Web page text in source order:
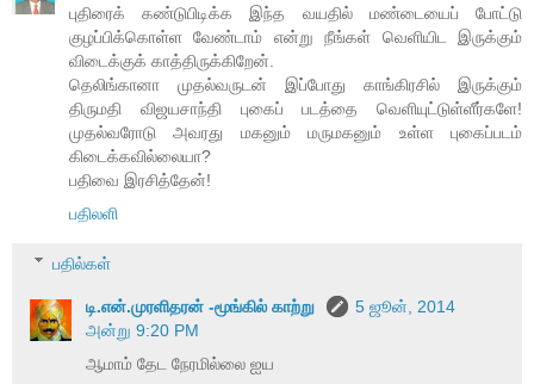
புதிரைக் கண்டுபிடிக்க இந்த வயதில் மண்டையைப் போட்டு
குழப்பிக்கொள்ள வேண்டாம் என்று நீங்கள் வெளியிட இருக்கும்
விடைக்குக் காத்திருக்கிறேன்.
தெலிங்கானா முதல்வருடன் இப்போது காங்கிரசில் இருக்கும்
திருமதி விஜயசாந்தி புகைப் படத்தை வெளியுட்டுள்ளீர்களே!
முதல்வரோடு அவரது மகனும் மருமகனும் உள்ள புகைப்படம்
கிடைக்கவில்லையா?
பதிவை இரசித்தேன்!
பதிலளி
பதில்கள்
டி.என்.முரளிதரன் -மூங்கில் காற்று
5 ஜூன், 2014
அன்று 9:20 PM
ஆமாம் தேட நேரமில்லை ஐய